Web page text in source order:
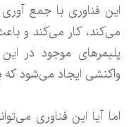
این فناوری با جمع
می‌کند، کار می‌کند و
پلیمرهای موجود در
واکنشی ایجاد می‌شود که
اما آیا این فناوری